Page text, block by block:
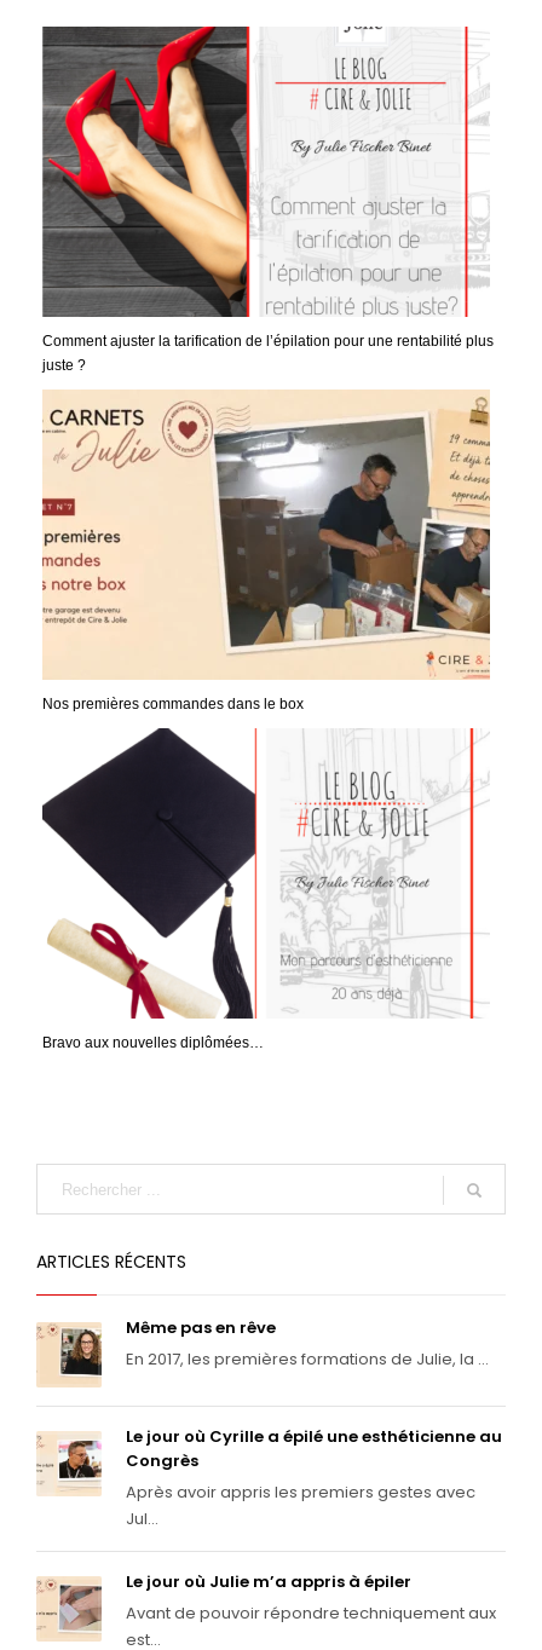
Comment ajuster la tarification de l’épilation pour une rentabilité plus
juste ?
Nos premières commandes dans le box
Bravo aux nouvelles diplômées…
ARTICLES RÉCENTS
Même pas en rêve
En 2017, les premières formations de Julie, la ...
Le jour où Cyrille a épilé une esthéticienne au
Congrès
Après avoir appris les premiers gestes avec
Jul...
Le jour où Julie m’a appris à épiler
Avant de pouvoir répondre techniquement aux
est...